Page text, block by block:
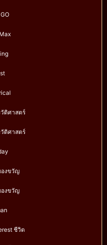
ติศาสตร์
ติศาสตร์
องขวัญ
องขวัญ
ชีวิต